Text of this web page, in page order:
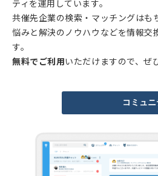
ティを運用しています。
共催先企業の検索・マッチングはも
悩みと解決のノウハウなどを情報交
す。
無料でご利用いただけますので、ぜ
コミュ